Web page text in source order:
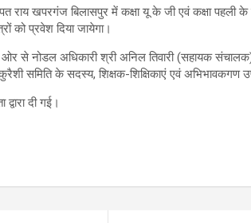
राय खपरगंज बिलासपुर में कक्षा यू के जी एवं कक्षा
को प्रवेश दिया जायेगा।
ओर से नोडल अधिकारी श्री अनिल तिवारी (सहायक
समिति के सदस्य, शिक्षक-शिक्षिकाएं एवं अभिभावकगण
दी गई।